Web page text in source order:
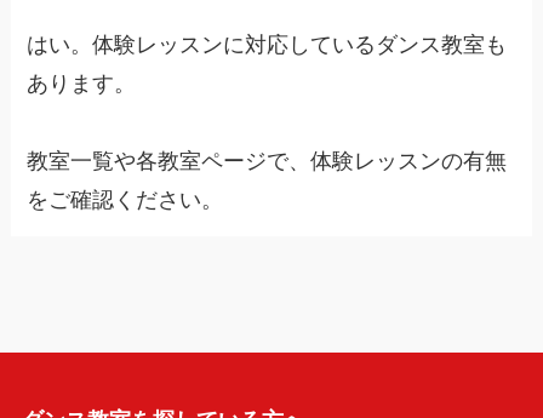
はい。体験レッスンに対応しているダンス教室も
あります。
教室一覧や各教室ページで、体験レッスンの有無
をご確認ください。